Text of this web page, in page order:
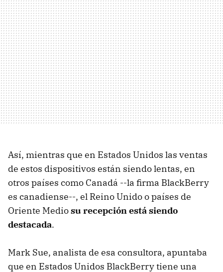
Así, mientras que en Estados Unidos las ventas
de estos dispositivos están siendo lentas, en
otros países como Canadá --la firma BlackBerry
es canadiense--, el Reino Unido o países de
Oriente Mediosu recepción está siendo
destacada.
Mark Sue, analista de esa consultora, apuntaba
que en Estados Unidos BlackBerry tiene una